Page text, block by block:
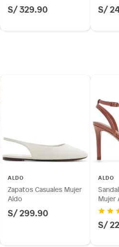
S/ 329.90 S/
ALDO
Zapatos Casuales Mujer
Aldo
S/ 299.90
ALDO
Mujer
S/